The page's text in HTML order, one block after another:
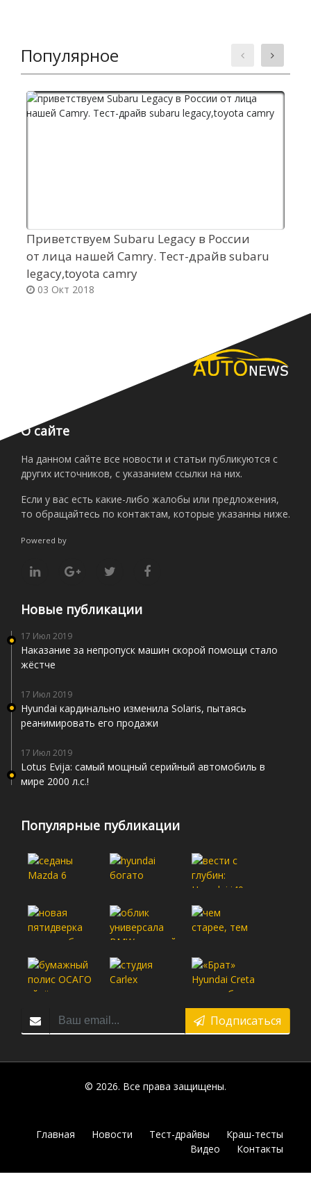
Популярное
Приветствуем Subaru Legacy в России
от лица нашей Camry. Тест-драйв subaru
legacy,toyota camry
03 Окт 2018
О сайте
На данном сайте все новости и статьи публикуются с
других источников, с указанием ссылки на них.
Если у вас есть какие-либо жалобы или предложения,
то обращайтесь по контактам, которые указанны ниже.
Powered by
Новые публикации
17 Июл 2019
Наказание за непропуск машин скорой помощи стало
жёстче
17 Июл 2019
Hyundai кардинально изменила Solaris, пытаясь
реанимировать его продажи
17 Июл 2019
Lotus Evija: самый мощный серийный автомобиль в
мире 2000 л.с.!
Популярные публикации
Подписаться
© 2026. Все права защищены.
Главная Новости Тест-драйвы
Краш-тесты
Видео
Контакты